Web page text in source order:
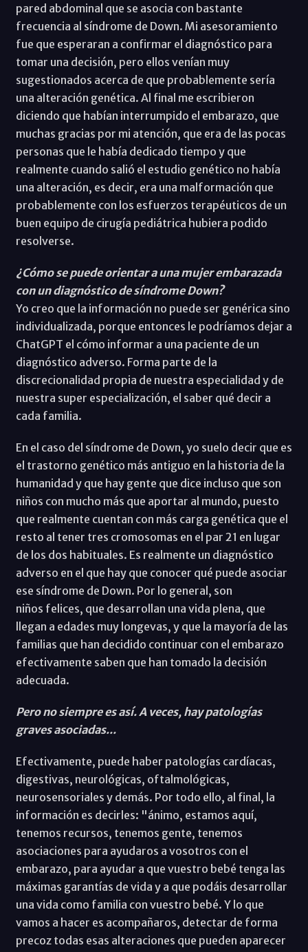
pared abdominal que se asocia con bastante
frecuencia al síndrome de Down. Mi asesoramiento
fue que esperaran a confirmar el diagnóstico para
tomar una decisión, pero ellos venían muy
sugestionados acerca de que probablemente sería
una alteración genética. Al final me escribieron
diciendo que habían interrumpido el embarazo, que
muchas gracias por mi atención, que era de las pocas
personas que le había dedicado tiempo y que
realmente cuando salió el estudio genético no había
una alteración, es decir, era una malformación que
probablemente con los esfuerzos terapéuticos de un
buen equipo de cirugía pediátrica hubiera podido
resolverse.
¿Cómo se puede orientar a una mujer embarazada
con un diagnóstico de síndrome Down?
Yo creo que la información no puede ser genérica sino
individualizada, porque entonces le podríamos dejar a
ChatGPT el cómo informar a una paciente de un
diagnóstico adverso. Forma parte de la
discrecionalidad propia de nuestra especialidad y de
nuestra super especialización, el saber qué decir a
cada familia.
En el caso del síndrome de Down, yo suelo decir que es
el trastorno genético más antiguo en la historia de la
humanidad y que hay gente que dice incluso que son
niños con mucho más que aportar al mundo, puesto
que realmente cuentan con más carga genética que el
resto al tener tres cromosomas en el par 21 en lugar
de los dos habituales. Es realmente un diagnóstico
adverso en el que hay que conocer qué puede asociar
ese síndrome de Down. Por lo general, son
niños felices, que desarrollan una vida plena, que
llegan a edades muy longevas, y que la mayoría de las
familias que han decidido continuar con el embarazo
efectivamente saben que han tomado la decisión
adecuada.
Pero no siempre es así. A veces, hay patologías
graves asociadas...
Efectivamente, puede haber patologías cardíacas,
digestivas, neurológicas, oftalmológicas,
neurosensoriales y demás. Por todo ello, al final, la
información es decirles: "ánimo, estamos aquí,
tenemos recursos, tenemos gente, tenemos
asociaciones para ayudaros a vosotros con el
embarazo, para ayudar a que vuestro bebé tenga las
máximas garantías de vida y a que podáis desarrollar
una vida como familia con vuestro bebé. Y lo que
vamos a hacer es acompañaros, detectar de forma
precoz todas esas alteraciones que pueden aparecer